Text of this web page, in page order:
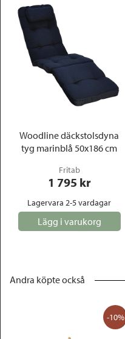
Woodline däckstolsdyna
tyg marinblå 50x186 cm
Fritab
1 795 kr
Lagervara 2-5 vardagar
Lägg i varukorg
Andra köpte också
-10%